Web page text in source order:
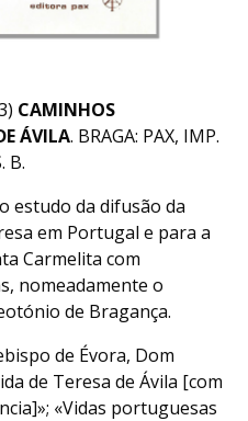
CAMINHOS
ÁVILA. BRAGA: PAX, IMP.
B.
estudo da difusão da
em Portugal e para a
Carmelita com
nomeadamente o
de Bragança.
de Évora, Dom
de Teresa de Ávila [com
«Vidas portuguesas